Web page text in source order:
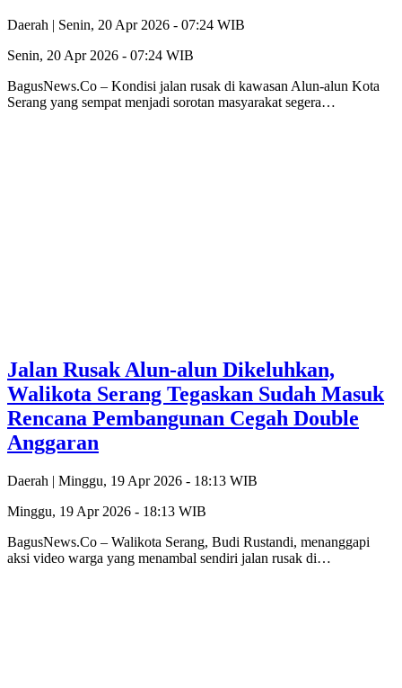
Daerah | Senin, 20 Apr 2026 - 07:24 WIB
Senin, 20 Apr 2026 - 07:24 WIB
BagusNews.Co – Kondisi jalan rusak di kawasan Alun-alun Kota
Serang yang sempat menjadi sorotan masyarakat segera…
Jalan Rusak Alun-alun Dikeluhkan,
Walikota Serang Tegaskan Sudah Masuk
Rencana Pembangunan Cegah Double
Anggaran
Daerah | Minggu, 19 Apr 2026 - 18:13 WIB
Minggu, 19 Apr 2026 - 18:13 WIB
BagusNews.Co – Walikota Serang, Budi Rustandi, menanggapi
aksi video warga yang menambal sendiri jalan rusak di…